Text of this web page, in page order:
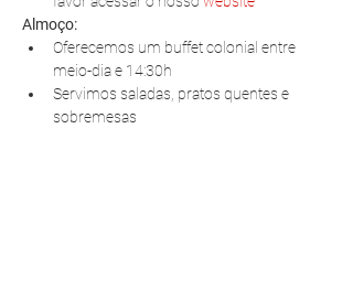
Almoço:
Oferecemos um buffet colonial entre
meio-dia e 14:30h
Servimos saladas, pratos quentes e
sobremesas